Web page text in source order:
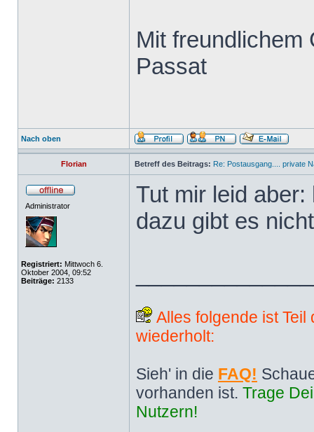
Mit freundlichem
Passat
Nach oben
Florian Betreff des Beitrags: Re: Postausgang.... private
Administrator
Registriert: Mittwoch 6.
Oktober 2004, 09:52
Beiträge: 2133
Tut mir leid
dazu gibt es
Alles folgende ist
wiederholt:
Sieh' in die FAQ!
vorhanden ist. Trage
Nutzern!